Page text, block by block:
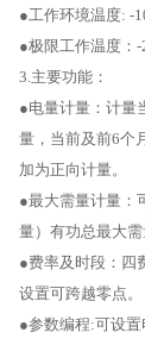
●工作环境温度: -
●极限工作温度：
3.主要功能：
●电量计量：计量
量，当前及前6个
加为正向计量。
●最大需量计量：
量）有功总最大需
●费率及时段：四
设置可跨越零点。
●参数编程:可设置